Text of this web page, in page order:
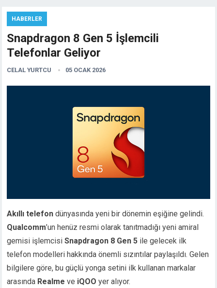
HABERLER
Snapdragon 8 Gen 5 İşlemcili
Telefonlar Geliyor
CELAL YURTCU 05 OCAK 2026
Akıllı telefon dünyasında yeni bir dönemin eşiğine gelindi.
Qualcomm’un henüz resmi olarak tanıtmadığı yeni amiral
gemisi işlemcisiSnapdragon 8 Gen 5 ile gelecek ilk
telefon modelleri hakkında önemli sızıntılar paylaşıldı. Gelen
bilgilere göre, bu güçlü yonga setini ilk kullanan markalar
arasında Realme ve iQOO yer alıyor.